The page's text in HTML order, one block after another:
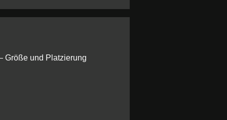
Größe und Platzierung